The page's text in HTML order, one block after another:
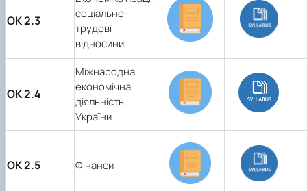
ОК 2.3
соціально-
трудові
відносини
ОК 2.4
Міжнародна
економічна
діяльність
України
ОК 2.5 Фінанси